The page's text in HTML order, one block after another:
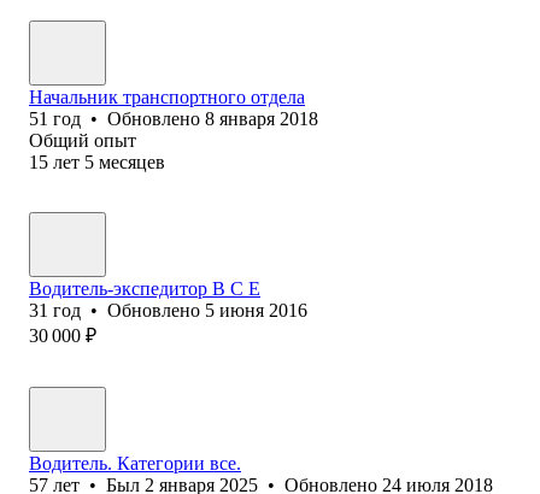
Начальник транспортного отдела
51 год • Обновлено 8 января 2018
Общий опыт
15 лет 5 месяцев
Водитель-экспедитор В С Е
31 год • Обновлено 5 июня 2016
30 000 ₽
Водитель. Категории все.
57 лет • Был 2 января 2025 • Обновлено 24 июля 2018